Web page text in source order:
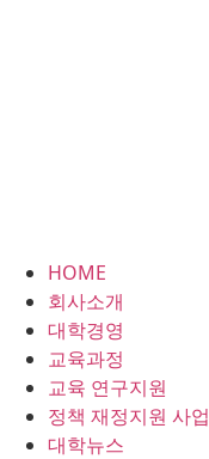
HOME
회사소개
대학경영
교육과정
교육 연구지원
정책 재정지원 사업
대학뉴스